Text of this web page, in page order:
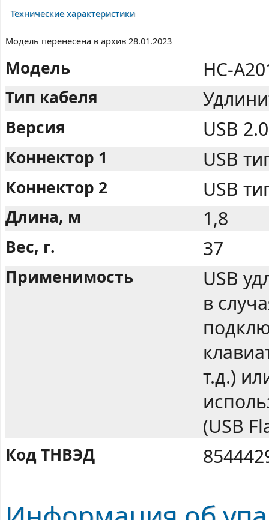
Технические характеристики
Модель перенесена в архив 28.01.2023
Модель HC-
Тип кабеля
Версия USB 2.0
Коннектор 1 USB
Коннектор 2 USB
Длина, м 1,8
Вес, г. 37
Применимость
USB
в
т.д.)
(USB
Код ТНВЭД